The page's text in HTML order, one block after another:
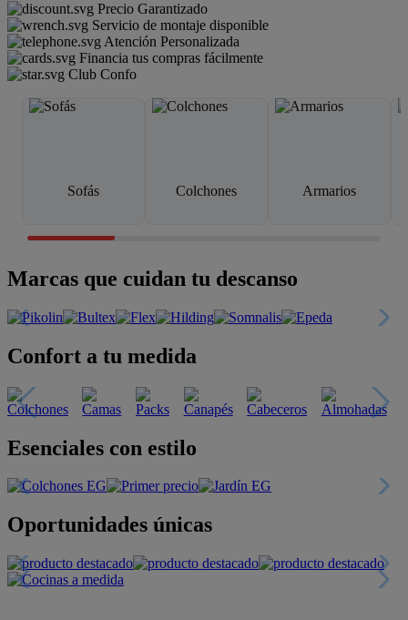
Precio Garantizado
Servicio de montaje disponible
Atención Personalizada
Financia tus compras fácilmente
Club Confo
Sofás Colchones Armarios
Marcas que cuidan tu descanso
Confort a tu medida
Esenciales con estilo
Oportunidades únicas